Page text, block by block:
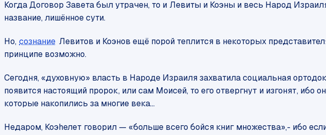
Когда Договор Завета был утрачен, то и Левиты и Коэны и весь Народ
название, лишённое сути.
Но, сознание Левитов и Коэнов ещё порой теплится в некоторых
принципе возможно.
Сегодня, «духовную» власть в Народе Израиля захватила социальная
появится настоящий пророк, или сам Моисей, то его отвергнут и изгонят,
которые накопились за многие века…
Недаром, Коэhелет говорил — «больше всего бойся книг множества»,- ибо